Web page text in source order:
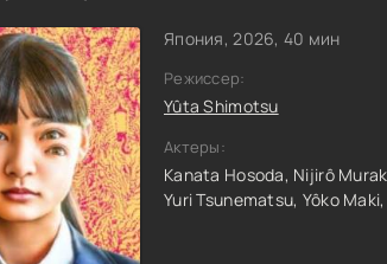
Япония, 2026, 40 мин
Режиссер:
Yûta Shimotsu
Актеры:
Kanata Hosoda, Nijirô
Yuri Tsunematsu, Yôko Maki,